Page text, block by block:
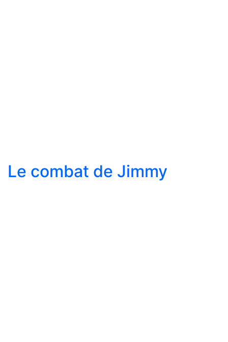
Le combat de Jimmy